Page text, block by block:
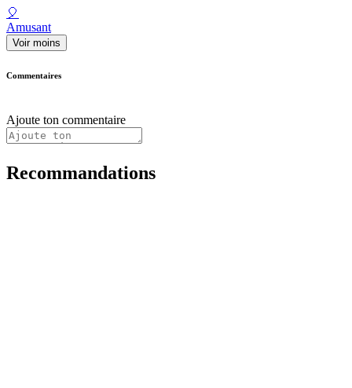
🎈
Amusant
Voir moins
Commentaires
Ajoute ton commentaire
Recommandations